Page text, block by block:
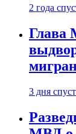
2 года
Глава
3 дня